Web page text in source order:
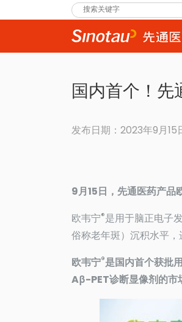
Search
国内首个！先
发布日期：2023年9月15
9月15日，先通医药产品
欧韦宁®是用于脑正电子
俗称老年斑）沉积水平
欧韦宁®是国内首个获批
Aβ-PET诊断显像剂的市